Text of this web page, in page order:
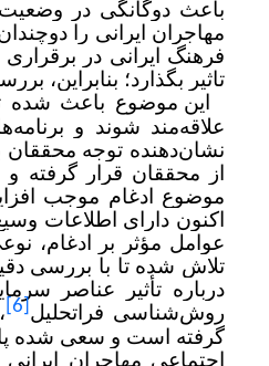
باعث دوگانگی در
مهاجران ایرانی را
فرهنگ ایرانی در
تاثیر بگذارد؛ بنابراین،
این موضوع باعث شده
علاقه‌مند شوند و
نشان‌دهنده توجه
از محققان قرار گرفته
موضوع ادغام موجب
اکنون دارای اطلاعات
عوامل مؤثر بر ادغام،
تلاش شده تا با بررسی
درباره تأثیر عناصر
روش‌شناسی فراتحلیل[6]
گرفته است و سعی شده
اجتماعی مهاجران